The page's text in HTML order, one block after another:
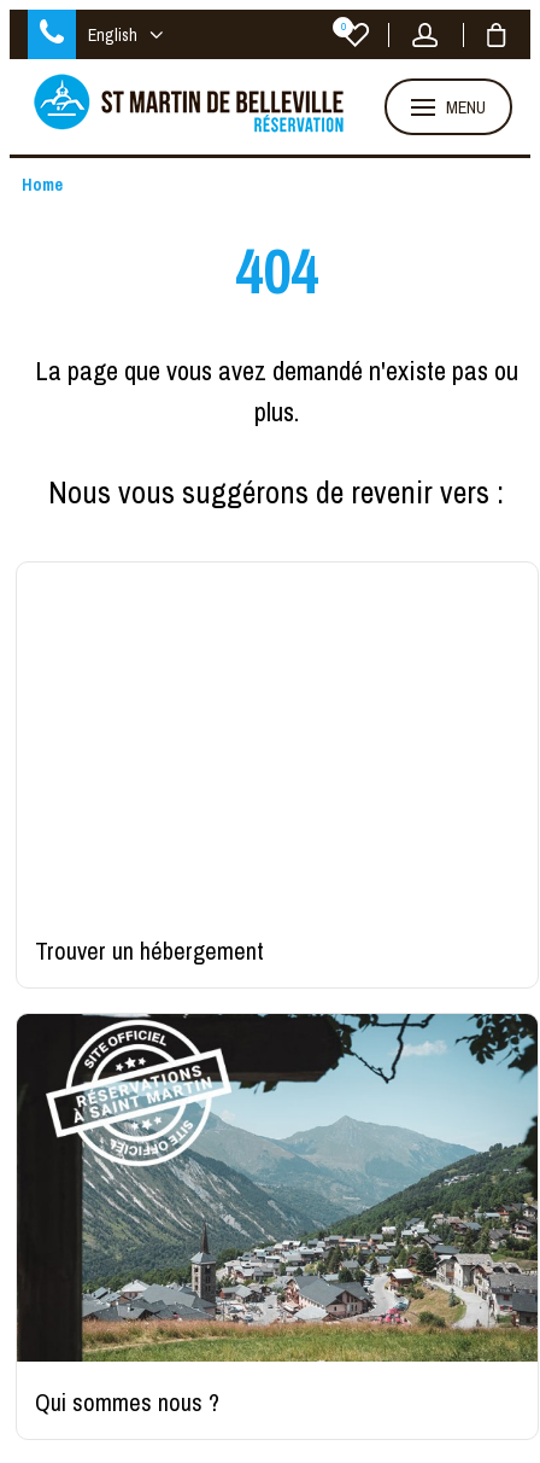
English 0
MENU
Home
404
La page que vous avez demandé n'existe pas ou
plus.
Nous vous suggérons de revenir vers :
Trouver un hébergement
Qui sommes nous ?